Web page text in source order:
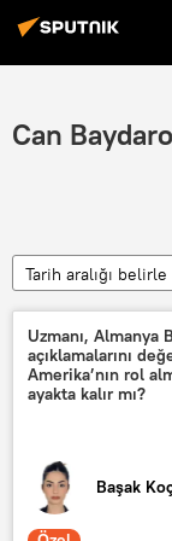
Can
Tarih aralığı belirle
Uzmanı, Almanya
açıklamalarını
Amerika’nın rol
ayakta kalır mı?
Başak